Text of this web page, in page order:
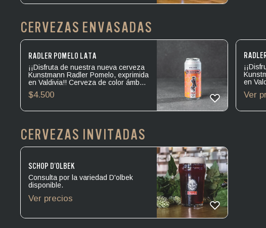
toques cítricos y un amargor
Levadura: Ale. Amargor: IBU 50.
Alcohol: 5.0º.
CERVEZAS ENVASADAS
RADLER POMELO LATA
¡¡Disfruta de nuestra nueva cerveza
Kunstmann Radler Pomelo, exprimida
en Valdivia!! Cerveza de color ámbar
pálido, brumosa y de espuma blanca.
Con sus irresistibles notas cítricas a
de sabor. En boca presenta un inicio
refrescantemente ácido.
$4.500
en
Ver
CERVEZAS INVITADAS
SCHOP D’OLBEK
Consulta por la variedad D'olbek
disponible.
Ver precios